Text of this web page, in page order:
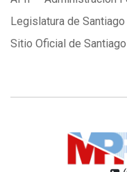
Legislatura de
Sitio Oficial de